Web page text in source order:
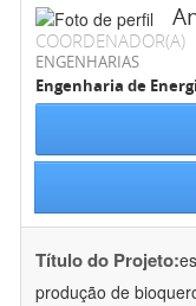
COORDENADOR(A)
ENGENHARIAS
Engenharia de
Título do Projeto:
produção de